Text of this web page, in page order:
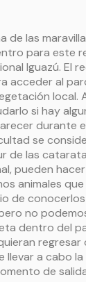
de las
para este
Iguazú. El
acceder al
local.
si hay
durante
se
de las
pueden
animales
de
no
dentro del
llevar a cabo
de